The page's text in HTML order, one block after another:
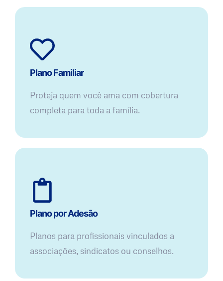
Plano Familiar
Proteja quem você ama com cobertura
completa para toda a família.
Plano por Adesão
Planos para profissionais vinculados a
associações, sindicatos ou conselhos.